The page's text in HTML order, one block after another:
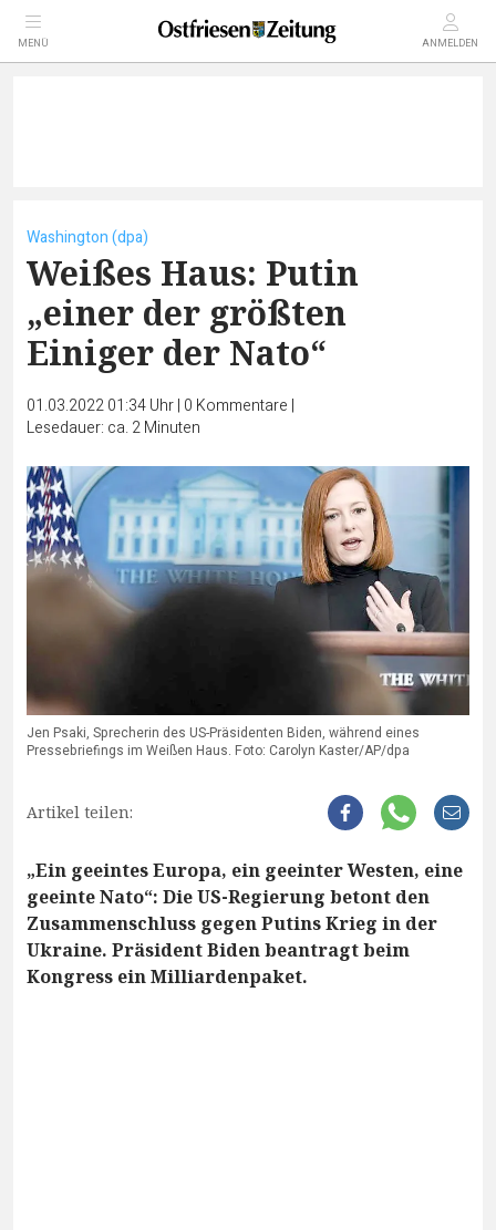
MENÜ ANMELDEN
Washington (dpa)
Weißes Haus: Putin
„einer der größten
Einiger der Nato“
01.03.2022 01:34 Uhr| 0 Kommentare |
Lesedauer: ca. 2 Minuten
Jen Psaki, Sprecherin des US-Präsidenten Biden, während eines
Pressebriefings im Weißen Haus. Foto: Carolyn Kaster/AP/dpa
Artikel teilen:
„Ein geeintes Europa, ein geeinter Westen, eine
geeinte Nato“: Die US-Regierung betont den
Zusammenschluss gegen Putins Krieg in der
Ukraine. Präsident Biden beantragt beim
Kongress ein Milliardenpaket.